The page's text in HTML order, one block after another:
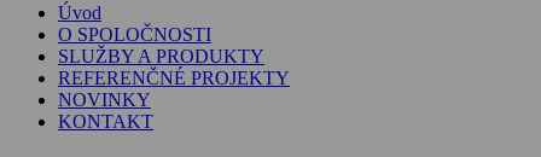
Úvod
O SPOLOČNOSTI
SLUŽBY A PRODUKTY
REFERENČNÉ PROJEKTY
NOVINKY
KONTAKT